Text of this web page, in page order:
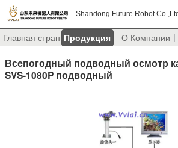
Shandong Future Robot Co.,Ltd
Главная страницаПродукция О Компании
Всепогодный подводный осмотр
SVS-1080P подводный